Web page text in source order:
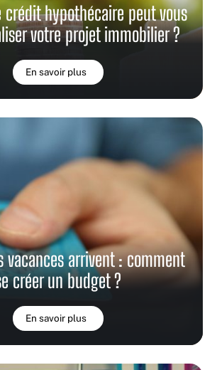
crédit hypothécaire peut vous
votre projet immobilier ?
En savoir plus
vacances arrivent : comment
créer un budget ?
En savoir plus